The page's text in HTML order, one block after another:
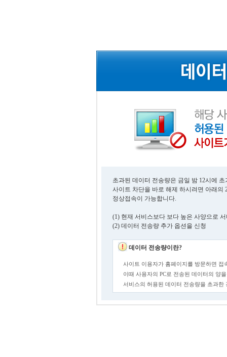
초과된 데이터 전송량은 금일 밤 12시에
사이트 차단을 바로 해제 하시려면 아래의
정상접속이 가능합니다.
(1) 현재 서비스보다 보다 높은 사양으로
(2) 데이터 전송량 추가 옵션을 신청
데이터 전송량이란?
사이트 이용자가 홈페이지를 방문하면 접
이때 사용자의 PC로 전송된 데이터의 양
서비스의 허용된 데이터 전송량을 초과